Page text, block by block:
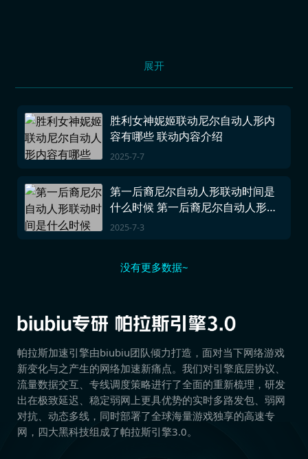
展开
胜利女神妮姬联动尼尔自动人形内
容有哪些 联动内容介绍
2025-7-7
第一后裔尼尔自动人形联动时间是
什么时候 第一后裔尼尔自动人形联
动时间
2025-7-3
没有更多数据~
帕拉斯加速引擎由biubiu团队倾力打造，面对当下网络游戏
新变化与之产生的网络加速新痛点。我们对引擎底层协议、
流量数据交互、专线调度策略进行了全面的重新梳理，研发
出在极致延迟、稳定弱网上更具优势的实时多路发包、弱网
对抗、动态多线，同时部署了全球海量游戏独享的高速专
网，四大黑科技组成了帕拉斯引擎3.0。